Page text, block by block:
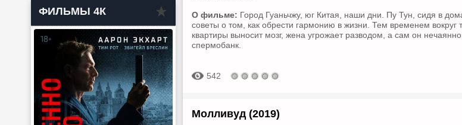
ФИЛЬМЫ 4К О фильме: Город Гуаньчжу, юг Китая, наши дни. Пу Тун, сидя в
cоветы о том, как обрести гармонию в жизни. Тем временем вокруг
квартиры выносит мозг, жена угрожает разводом, а сам он
спермобанк.
542
Молливуд (2019)